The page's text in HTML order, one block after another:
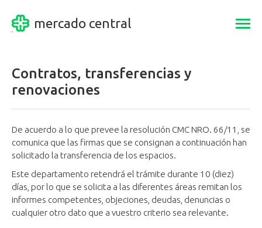
mercado central
Contratos, transferencias y
renovaciones
De acuerdo a lo que prevee la resolución CMC NRO. 66/11, se
comunica que las firmas que se consignan a continuación han
solicitado la transferencia de los espacios.
Este departamento retendrá el trámite durante 10 (diez)
días, por lo que se solicita a las diferentes áreas remitan los
informes competentes, objeciones, deudas, denuncias o
cualquier otro dato que a vuestro criterio sea relevante.